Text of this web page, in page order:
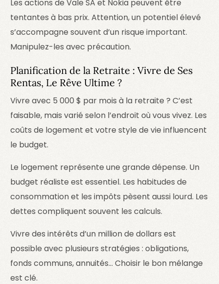
Les actions de Vale SA et Nokia peuvent être
tentantes à bas prix. Attention, un potentiel élevé
s’accompagne souvent d’un risque important.
Manipulez-les avec précaution.
Planification de la Retraite : Vivre de Ses
Rentas, Le Rêve Ultime ?
Vivre avec 5 000 $ par mois à la retraite ? C’est
faisable, mais varié selon l’endroit où vous vivez. Les
coûts de logement et votre style de vie influencent
le budget.
Le logement représente une grande dépense. Un
budget réaliste est essentiel. Les habitudes de
consommation et les impôts pèsent aussi lourd. Les
dettes compliquent souvent les calculs.
Vivre des intérêts d’un million de dollars est
possible avec plusieurs stratégies : obligations,
fonds communs, annuités… Choisir le bon mélange
est clé.